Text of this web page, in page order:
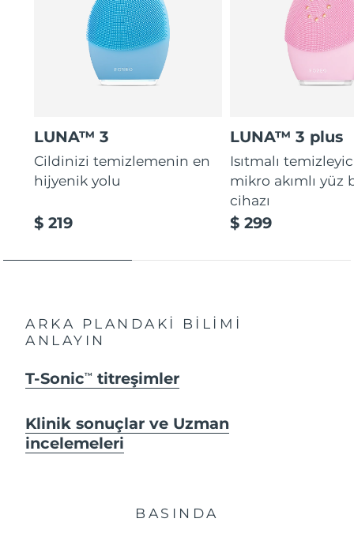
LUNA™ 3
Cildinizi temizlemenin en
hijyenik yolu
$ 219
LUNA™ 3 plus
Isıtmalı
mikro akımlı yüz
cihazı
$ 299
ARKA PLANDAKİ BİLİMİ
ANLAYIN
T-SonicTM titreşimler
Klinik sonuçlar ve Uzman
incelemeleri
BASINDA